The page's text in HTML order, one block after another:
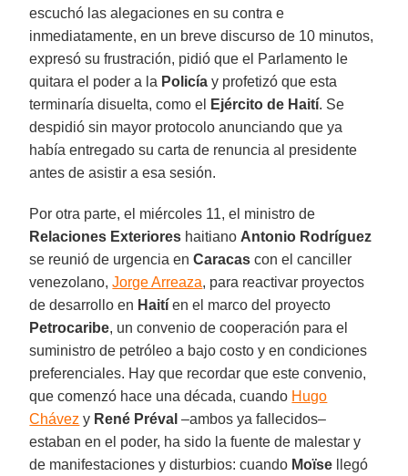
escuchó las alegaciones en su contra e
inmediatamente, en un breve discurso de 10 minutos,
expresó su frustración, pidió que el Parlamento le
quitara el poder a la Policía y profetizó que esta
terminaría disuelta, como el
Ejército de Haití. Se
despidió sin mayor protocolo anunciando que ya
había entregado su carta de renuncia al presidente
antes de asistir a esa sesión.
Por otra parte, el miércoles 11, el ministro de
Relaciones Exteriores haitiano Antonio Rodríguez
se reunió de urgencia enCaracas con el canciller
venezolano,Jorge Arreaza, para reactivar proyectos
de desarrollo en Haití en el marco del proyecto
Petrocaribe, un convenio de cooperación para el
suministro de petróleo a bajo costo y en condiciones
preferenciales. Hay que recordar que este convenio,
que comenzó hace una década, cuando Hugo
Chávez y René Préval –ambos ya fallecidos–
estaban en el poder, ha sido la fuente de malestar y
de manifestaciones y disturbios: cuando Moïse llegó